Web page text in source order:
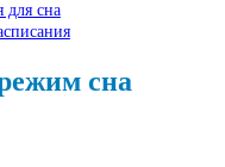
для сна
сна